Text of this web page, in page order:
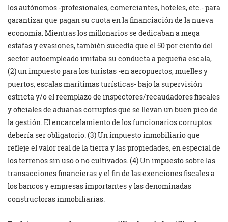
los autónomos -profesionales, comerciantes, hoteles, etc.- para
garantizar que pagan su cuota en la financiación de la nueva
economía. Mientras los millonarios se dedicaban a mega
estafas y evasiones, también sucedía que el 50 por ciento del
sector autoempleado imitaba su conducta a pequeña escala,
(2) un impuesto para los turistas -en aeropuertos, muelles y
puertos, escalas marítimas turísticas- bajo la supervisión
estricta y/o el reemplazo de inspectores/recaudadores fiscales
y oficiales de aduanas corruptos que se llevan un buen pico de
la gestión. El encarcelamiento de los funcionarios corruptos
debería ser obligatorio. (3) Un impuesto inmobiliario que
refleje el valor real de la tierra y las propiedades, en especial de
los terrenos sin uso o no cultivados. (4) Un impuesto sobre las
transacciones financieras y el fin de las exenciones fiscales a
los bancos y empresas importantes y las denominadas
constructoras inmobiliarias.